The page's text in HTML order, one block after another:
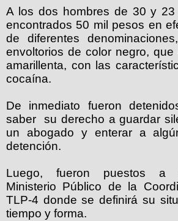
A los dos hombres de 30 y 23
encontrados 50 mil pesos en
de diferentes
envoltorios de color negro, que
amarillenta, con las
cocaína.
De inmediato fueron
saber su derecho a guardar
un abogado y enterar a
detención.
Luego, fueron puestos a
Ministerio Público de la
TLP-4 donde se definirá su
tiempo y forma.